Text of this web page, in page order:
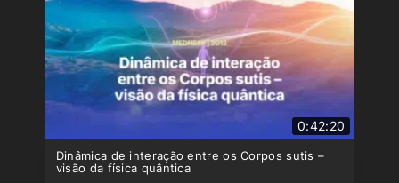
0:42:20
Dinâmica de interação entre os Corpos sutis –
visão da física quântica